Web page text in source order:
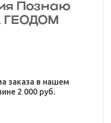
Познаю
ГЕОДОМ
заказа в нашем
2 000 руб.